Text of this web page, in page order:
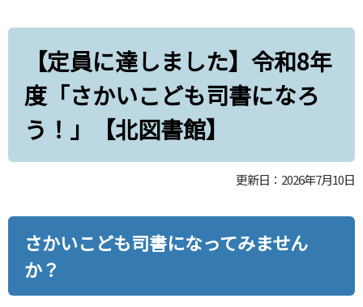
も司書になろう！」【北図書館】
【定員に達しました】令和8年
度「さかいこども司書になろ
う！」【北図書館】
更新日：2026年7月10日
さかいこども司書になってみません
か？